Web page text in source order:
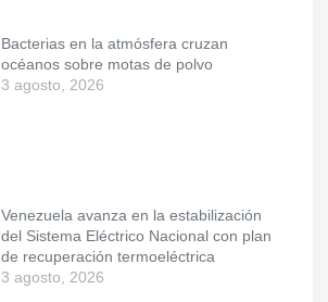
Bacterias en la atmósfera cruzan
océanos sobre motas de polvo
3 agosto, 2026
Venezuela avanza en la estabilización
del Sistema Eléctrico Nacional con plan
de recuperación termoeléctrica
3 agosto, 2026